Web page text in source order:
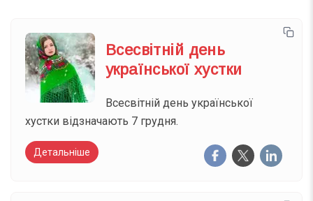
Всесвітній день
української хустки
Всесвітній день української
хустки відзначають 7 грудня.
Детальніше